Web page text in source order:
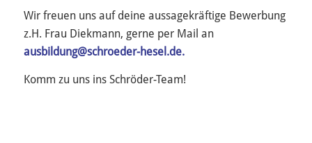
Wir freuen uns auf deine aussagekräftige Bewerbung
z.H. Frau Diekmann, gerne per Mail an
ausbildung@schroeder-hesel.de.
Komm zu uns ins Schröder-Team!